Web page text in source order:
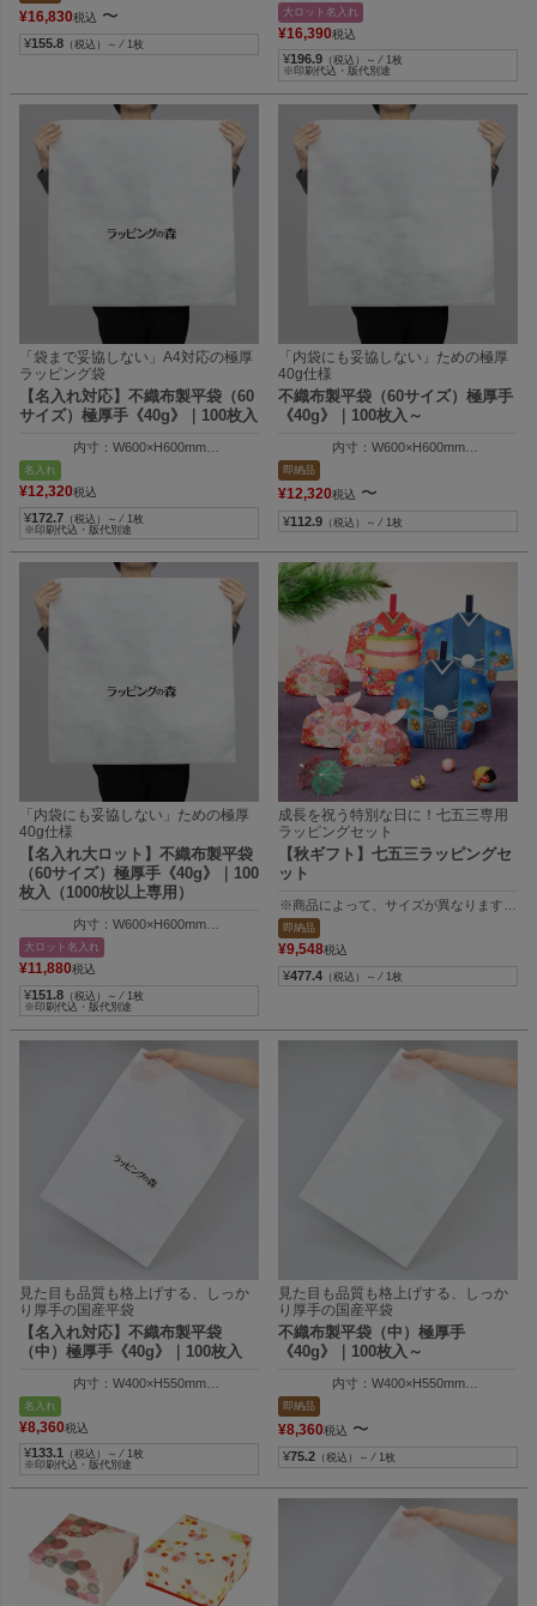
¥16,830税込 〜
¥155.8 （税込）～ ⁄ 1枚
外寸：W550×H705mm
大ロット名入れ
¥16,390税込
¥196.9 （税込）～ ⁄ 1枚
※印刷代込・版代別途
「袋まで妥協しない」A4対応の極厚
ラッピング袋
【名入れ対応】不織布製平袋（60
サイズ）極厚手《40g》｜100枚入
内寸：W600×H600mm
名入れ
¥12,320税込
¥172.7 （税込）～ ⁄ 1枚
※印刷代込・版代別途
「内袋にも妥協しない」ための極厚
40g仕様
不織布製平袋（60サイズ）極厚手
《40g》｜100枚入～
内寸：W600×H600mm
即納品
¥12,320税込 〜
¥112.9 （税込）～ ⁄ 1枚
「内袋にも妥協しない」ための極厚
40g仕様
【名入れ大ロット】不織布製平袋
（60サイズ）極厚手《40g》｜100
枚入（1000枚以上専用）
内寸：W600×H600mm
外寸：W610×H605mm
大ロット名入れ
¥11,880税込
¥151.8 （税込）～ ⁄ 1枚
※印刷代込・版代別途
成長を祝う特別な日に！七五三専用
ラッピングセット
【秋ギフト】七五三ラッピングセ
ット
※商品によって、サイズが異なります。
１）内寸：118W×176H×70Dmm、外寸：
２）内寸：118W×176H×70Dmm、外寸：
３）内寸：120W×115H×80Dmm、外寸：
即納品
¥9,548税込
¥477.4 （税込）～ ⁄ 1枚
見た目も品質も格上げする、しっか
り厚手の国産平袋
【名入れ対応】不織布製平袋
（中）極厚手《40g》｜100枚入
内寸：W400×H550mm
名入れ
¥8,360税込
¥133.1
（税込）～ ⁄ 1枚
※印刷代込・版代別途
見た目も品質も格上げする、しっか
り厚手の国産平袋
不織布製平袋（中）極厚手
《40g》｜100枚入～
内寸：W400×H550mm
即納品
¥8,360税込 〜
¥75.2 （税込）～ ⁄ 1枚